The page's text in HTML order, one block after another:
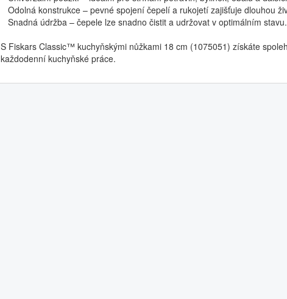
Odolná konstrukce – pevné spojení čepelí a rukojetí zajišťuje dlouhou
Snadná údržba – čepele lze snadno čistit a udržovat v optimálním stavu.
S Fiskars Classic™ kuchyňskými nůžkami 18 cm (1075051) získáte
každodenní kuchyňské práce.